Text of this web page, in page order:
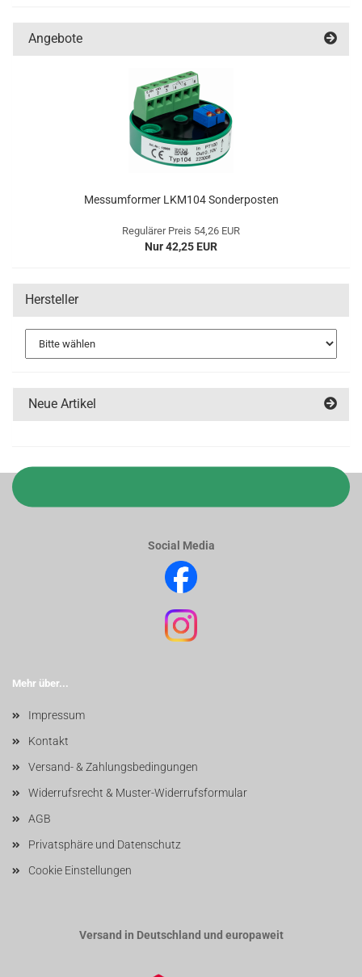
Angebote
Messumformer LKM104 Sonderposten
Regulärer Preis 54,26 EUR
Nur 42,25 EUR
Hersteller
Neue Artikel
Social Media
Mehr über...
Impressum
Kontakt
Versand- & Zahlungsbedingungen
Widerrufsrecht & Muster-Widerrufsformular
AGB
Privatsphäre und Datenschutz
Cookie Einstellungen
Versand in Deutschland und europaweit